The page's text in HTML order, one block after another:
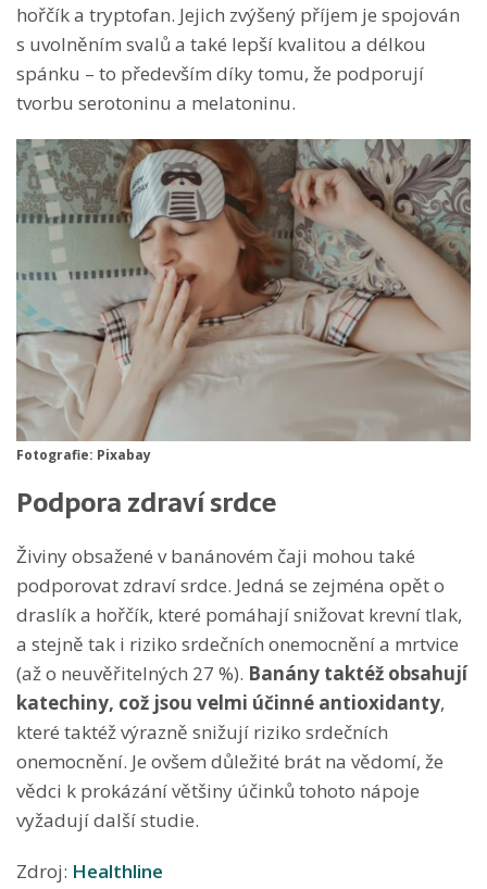
hořčík a tryptofan. Jejich zvýšený příjem je spojován
s uvolněním svalů a také lepší kvalitou a délkou
spánku – to především díky tomu, že podporují
tvorbu serotoninu a melatoninu.
Fotografie: Pixabay
Podpora zdraví srdce
Živiny obsažené v banánovém čaji mohou také
podporovat zdraví srdce. Jedná se zejména opět o
draslík a hořčík, které pomáhají snižovat krevní tlak,
a stejně tak i riziko srdečních onemocnění a mrtvice
(až o neuvěřitelných 27 %). Banány taktéž obsahují
katechiny, což jsou velmi účinné antioxidanty,
které taktéž výrazně snižují riziko srdečních
onemocnění. Je ovšem důležité brát na vědomí, že
vědci k prokázání většiny účinků tohoto nápoje
vyžadují další studie.
Zdroj: Healthline